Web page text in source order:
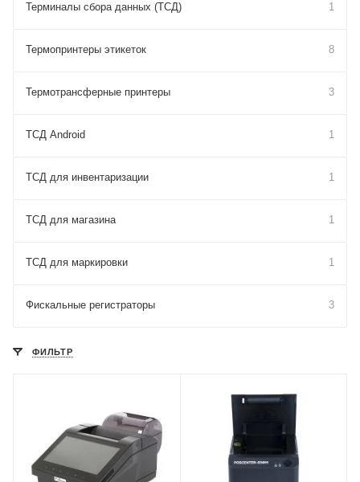
Терминалы сбора данных (ТСД) 1
Термопринтеры этикеток 8
Термотрансферные принтеры 3
ТСД Android 1
ТСД для инвентаризации 1
ТСД для магазина 1
ТСД для маркировки 1
Фискальные регистраторы 3
ФИЛЬТР